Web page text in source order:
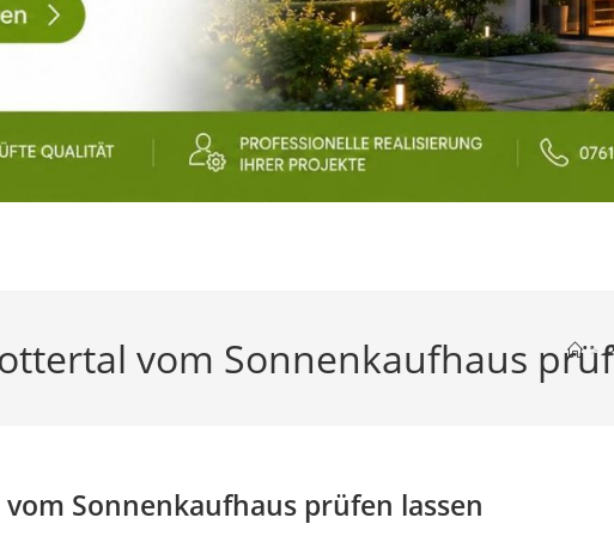
vom Sonnenkaufhaus >
Sonnenkaufhaus prüfen lassen